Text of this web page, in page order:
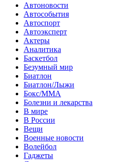
Автоновости
Автособытия
Автоспорт
Автоэксперт
Актеры
Аналитика
Баскетбол
Безумный мир
Биатлон
Биатлон/Лыжи
Бокс/MMA
Болезни и лекарства
В мире
В России
Вещи
Военные новости
Волейбол
Гаджеты